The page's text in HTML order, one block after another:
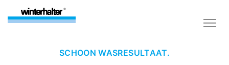
SCHOON WASRESULTAAT.